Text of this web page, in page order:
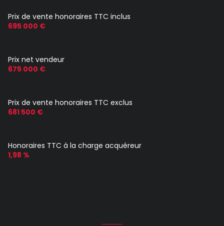
Prix de vente honoraires TTC inclus
695 000 €
Prix net vendeur
675 000 €
Prix de vente honoraires TTC exclus
681 500 €
Honoraires TTC à la charge acquéreur
1,98 %